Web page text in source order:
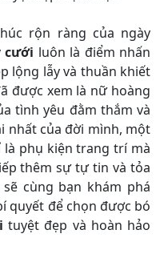
rộn ràng của ngày
cưới luôn là điểm nhấn
lộng lẫy và thuần khiết
được xem là nữ hoàng
tình yêu đằm thắm và
nhất của đời mình, một
phụ kiện trang trí mà
thêm sự tự tin và tỏa
cùng bạn khám phá
quyết để chọn được bó
tuyệt đẹp và hoàn hảo